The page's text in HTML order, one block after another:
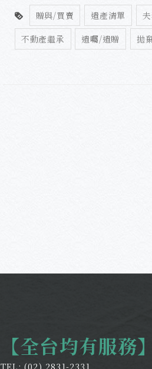
贈與/買賣 遺產清單
不動產繼承
遺囑/遺贈 拋
【全台均有服務】
TEL: (02) 2831-2331